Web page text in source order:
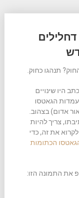
דחלילים
תנהגו כחוק.
היו שינויים
הגאטסו
אדום) בצהוב.
צריך להיות
את זה, כדי
הכתומות
את התמונה הזו: